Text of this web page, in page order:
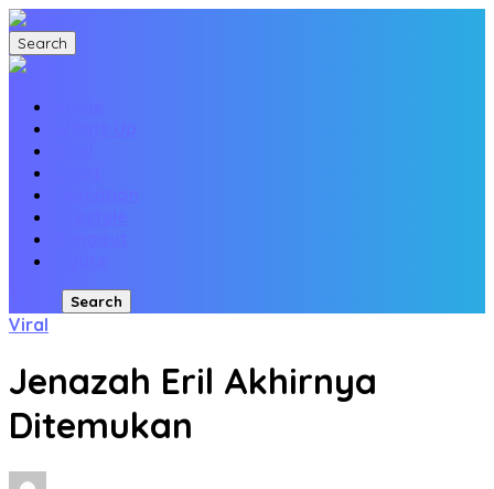
Search
Search
Viral
Jenazah Eril Akhirnya
Ditemukan